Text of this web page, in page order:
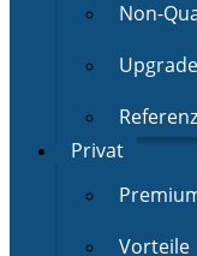
Non-
Privat
Vorteile